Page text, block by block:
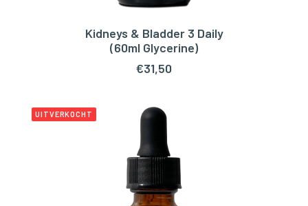
TOEVOEGEN AAN WINKELWAGEN
Kidneys & Bladder 3 Daily
(60ml Glycerine)
€31,50
UITVERKOCHT